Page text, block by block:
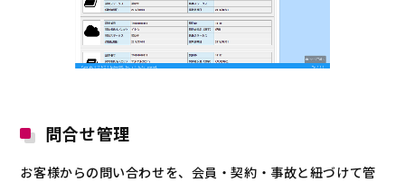
問合せ管理
お客様からの問い合わせを、会員・契約・事故と紐づけて管